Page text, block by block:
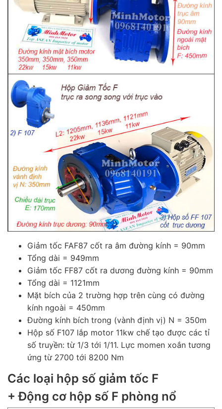
Giảm tốc FAF87 cốt ra âm đường kính = 90mm
Tổng dài = 949mm
Giảm tốc FF87 cốt ra dương đường kính = 90mm
Tổng dài = 1121mm
Mặt bích của 2 trường hợp trên cùng có đường
kính ngoài = 450mm
Đường kính bích trong (vành định vị) N = 350m
Hộp số F107 lắp motor 11kw chế tạo được các tỉ
số truyền: từ 1/3 tới 1/11. Lực momen xoắn tương
ứng từ 2700 tới 8200 Nm
Các loại hộp số giảm tốc F
+ Động cơ hộp số F phòng nổ